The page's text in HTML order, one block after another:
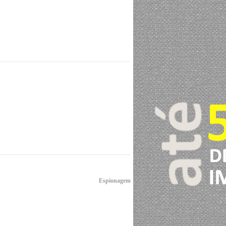
Espionagem